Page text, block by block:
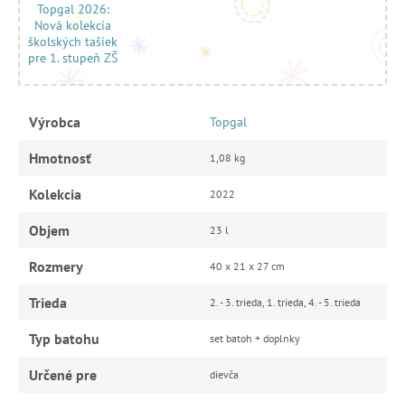
Topgal 2026:
Nová kolekcia
školských tašiek
pre 1. stupeň ZŠ
Výrobca Topgal
Hmotnosť 1,08 kg
Kolekcia 2022
Objem 23 l
Rozmery 40 x 21 x 27 cm
Trieda 2. - 3. trieda, 1. trieda, 4. - 5. trieda
Typ batohu set batoh + doplnky
Určené pre dievča